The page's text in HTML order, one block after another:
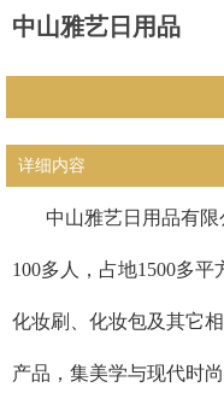
中山雅艺日用品
详细内容
中山雅艺日用品有限
100多人，占地1500多
化妆刷、化妆包及其它
产品，集美学与现代时